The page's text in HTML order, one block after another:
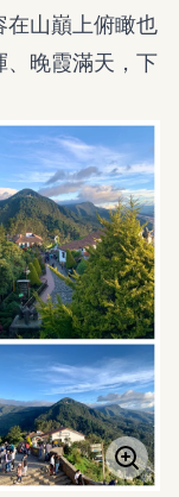
在山巔上俯瞰也
、晚霞滿天，下